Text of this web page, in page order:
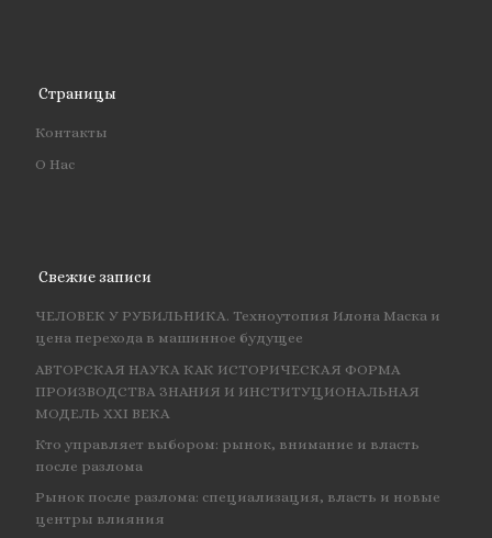
Страницы
Контакты
О Нас
Свежие записи
ЧЕЛОВЕК У РУБИЛЬНИКА. Техноутопия Илона Маска и
цена перехода в машинное будущее
АВТОРСКАЯ НАУКА КАК ИСТОРИЧЕСКАЯ ФОРМА
ПРОИЗВОДСТВА ЗНАНИЯ И ИНСТИТУЦИОНАЛЬНАЯ
МОДЕЛЬ XXI ВЕКА
Кто управляет выбором: рынок, внимание и власть
после разлома
Рынок после разлома: специализация, власть и новые
центры влияния